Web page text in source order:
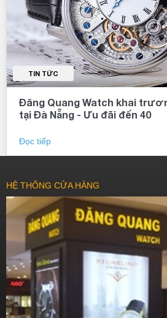
TIN TỨC
Đăng Quang Watch khai
tại Đà Nẵng - Ưu đãi đến 40
Đọc tiếp
HỆ THỐNG CỬA HÀNG